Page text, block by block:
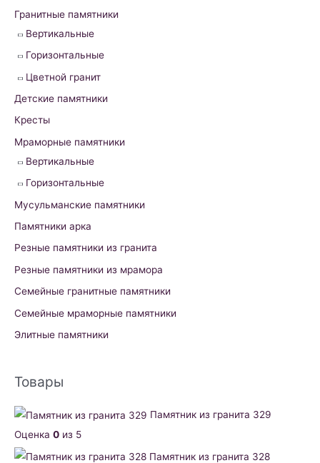
h
Гранитные памятники
Вертикальные
Горизонтальные
Цветной гранит
Детские памятники
Кресты
Мраморные памятники
Вертикальные
Горизонтальные
Мусульманские памятники
Памятники арка
Резные памятники из гранита
Резные памятники из мрамора
Семейные гранитные памятники
Семейные мраморные памятники
Элитные памятники
Товары
Памятник из гранита 329
Оценка 0 из 5
Памятник из гранита 328